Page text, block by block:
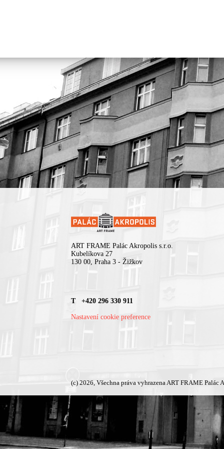
ART FRAME Palác Akropolis s.r.o.
Kubelíkova 27
130 00, Praha 3 - Žižkov
T +420 296 330 911
Nastavení cookie preference
(c) 2026, Všechna práva vyhrazena ART FRAME Palác